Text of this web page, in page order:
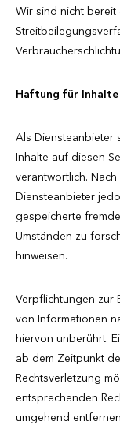
Wir sind nicht
Haftung für Inhalte
Als Diensteanbieter
Inhalte auf diesen
verantwortlich.
Diensteanbieter
gespeicherte
Umständen zu
hinweisen.
Verpflichtungen zur
von Informationen
hiervon unberührt.
ab dem Zeitpunkt
Rechtsverletzung
entsprechenden
umgehend